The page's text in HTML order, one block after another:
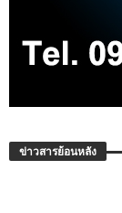
ข่าวสารย้อนหลัง